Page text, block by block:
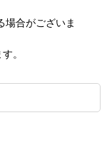
場合がございま
。